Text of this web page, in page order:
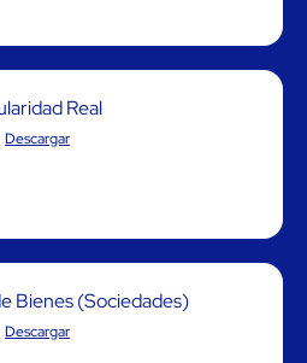
Real
Descargar
Bienes (Sociedades)
Descargar